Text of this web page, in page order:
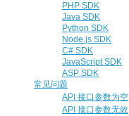
PHP SDK
Java SDK
Python SDK
Node.js SDK
C# SDK
JavaScript SDK
ASP SDK
常见问题
API 接口参数为空
API 接口参数无效